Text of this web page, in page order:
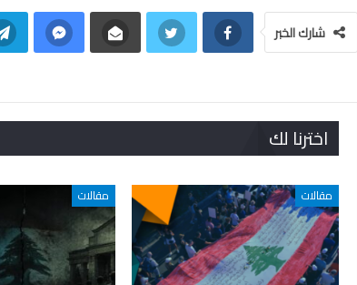
شارك الخبر
اخترنا لك
مقالات مقالات